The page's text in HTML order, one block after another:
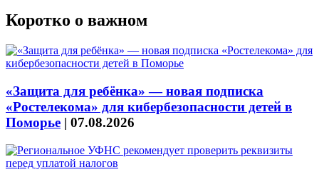
Коротко о важном
«Защита для ребёнка» — новая подписка
«Ростелекома» для кибербезопасности детей в
Поморье | 07.08.2026